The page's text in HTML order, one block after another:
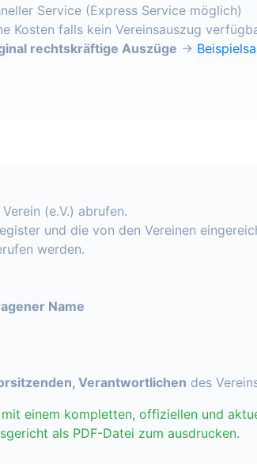
Service (Express Service möglich)
Kosten falls kein Vereinsauszug
rechtskräftige Auszüge →
(e.V.) abrufen.
und die von den Vereinen
werden.
Name
Verantwortlichen des
einem kompletten, offiziellen und
als PDF-Datei zum ausdrucken.